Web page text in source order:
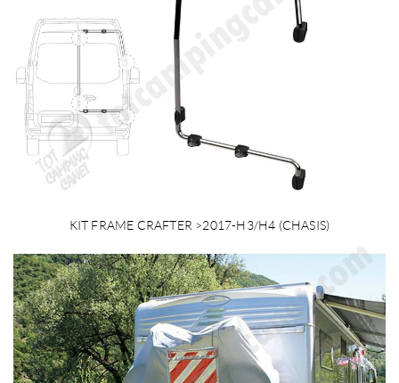
KIT FRAME CRAFTER >2017-H3/H4 (CHASIS)